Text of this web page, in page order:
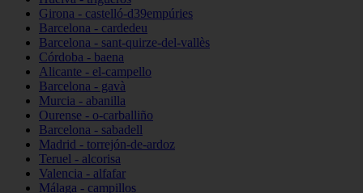
Girona - castelló-d39empúries
Barcelona - cardedeu
Barcelona - sant-quirze-del-vallès
Córdoba - baena
Alicante - el-campello
Barcelona - gavà
Murcia - abanilla
Ourense - o-carballiño
Barcelona - sabadell
Madrid - torrejón-de-ardoz
Teruel - alcorisa
Valencia - alfafar
Málaga - campillos